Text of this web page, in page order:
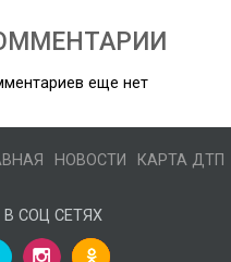
еще нет
НОВОСТИ КАРТА ДТП
СОЦ СЕТЯХ